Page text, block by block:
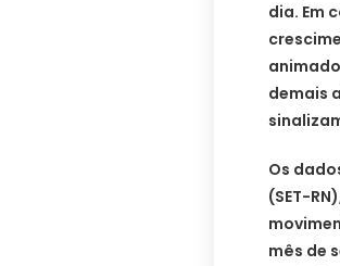
dia. Em
demais
Os
(SET-
mês de